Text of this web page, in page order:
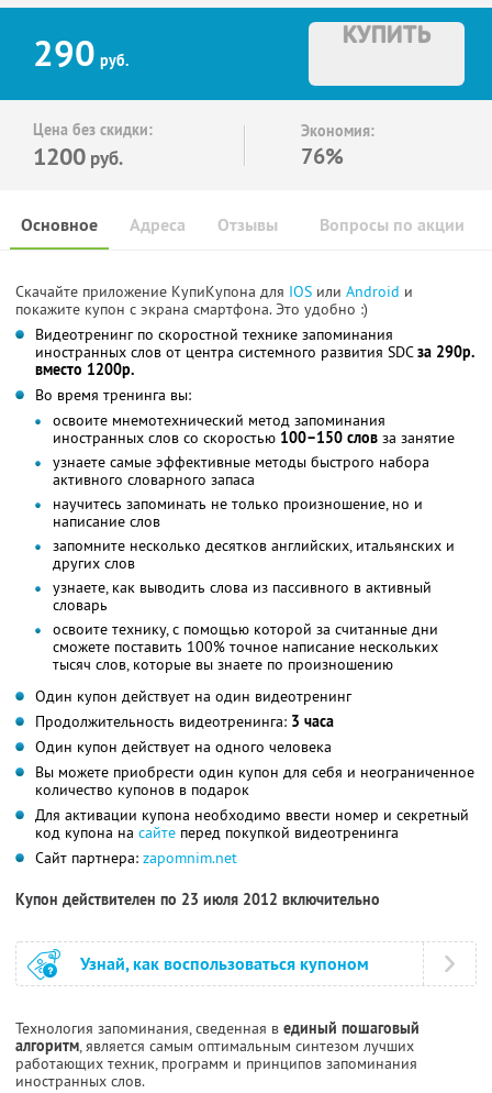
290 руб.
КУПИТЬ
Цена без скидки:
1200 руб.
Экономия:
76%
Основное Отзывы Вопросы по акции
Адреса
Скачайте приложение КупиКупона для IOS или Android и
покажите купон с экрана смартфона. Это удобно :)
Видеотренинг по скоростной технике запоминания
иностранных слов от центра системного развития SDCза 290р.
вместо 1200р.
Во время тренинга вы:
освоите мнемотехнический метод запоминания
иностранных слов со скоростью 100–150 слов за занятие
узнаете самые эффективные методы быстрого набора
активного словарного запаса
научитесь запоминать не только произношение, но и
написание слов
запомните несколько десятков английских, итальянских и
других слов
узнаете, как выводить слова из пассивного в активный
словарь
освоите технику, с помощью которой за считанные дни
сможете поставить 100% точное написание нескольких
тысяч слов, которые вы знаете по произношению
Один купон действует на один видеотренинг
Продолжительность видеотренинга: 3 часа
Один купон действует на одного человека
Вы можете приобрести один купон для себя и неограниченное
количество купонов в подарок
Для активации купона необходимо ввести номер и секретный
код купона на сайте перед покупкой видеотренинга
Сайт партнера: zapomnim.net
Купон действителен по 23 июля 2012 включительно
Узнай, как воспользоваться купоном
Технология запоминания, сведенная в единый пошаговый
алгоритм, является самым оптимальным синтезом лучших
работающих техник, программ и принципов запоминания
иностранных слов.